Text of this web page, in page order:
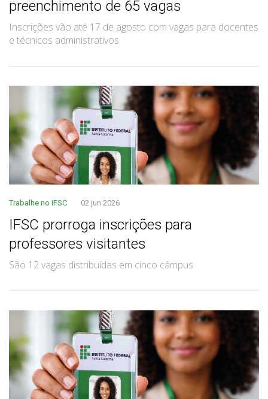
preenchimento de 65 vagas
Inscrições vão até 17 de agosto com vagas para docentes
e técnicos administrativos
Trabalhe no IFSC 02 jun 2026
IFSC prorroga inscrições para
professores visitantes
São 12 vagas distribuídas em cinco câmpus